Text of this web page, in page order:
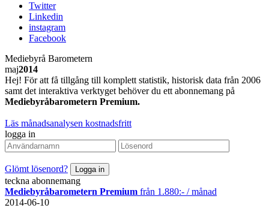
Twitter
Linkedin
instagram
Facebook
Mediebyrå Barometern
maj2014
Hej! För att få tillgång till komplett statistik, historisk data från 2006
samt det interaktiva verktyget behöver du ett abonnemang på
Mediebyråbarometern Premium.
Läs månadsanalysen kostnadsfritt
logga in
Glömt lösenord?
teckna abonnemang
Mediebyråbarometern Premium från 1.880:- / månad
2014-06-10